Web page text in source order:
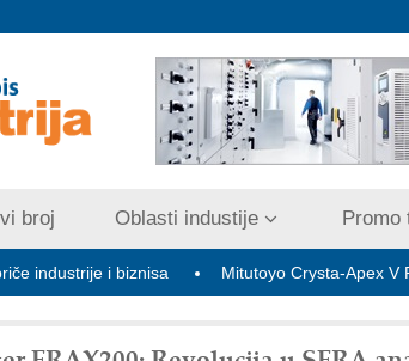
broj Oblasti industije Promo
i biznisa Mitutoyo Crysta-Apex V PLUS: Nova